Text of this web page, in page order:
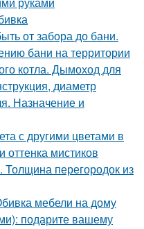
от забора до бани.
бани на территории
котла. Дымоход для
диаметр
Назначение и
с другими цветами в
мистиков
Толщина перегородок из
мебели на дому
подарите вашему